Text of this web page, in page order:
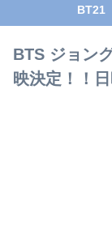
BT21
BTS ジョン
映決定！！